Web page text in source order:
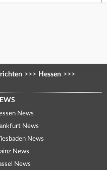
>>> Hessen >>>
News
News
News
News
News